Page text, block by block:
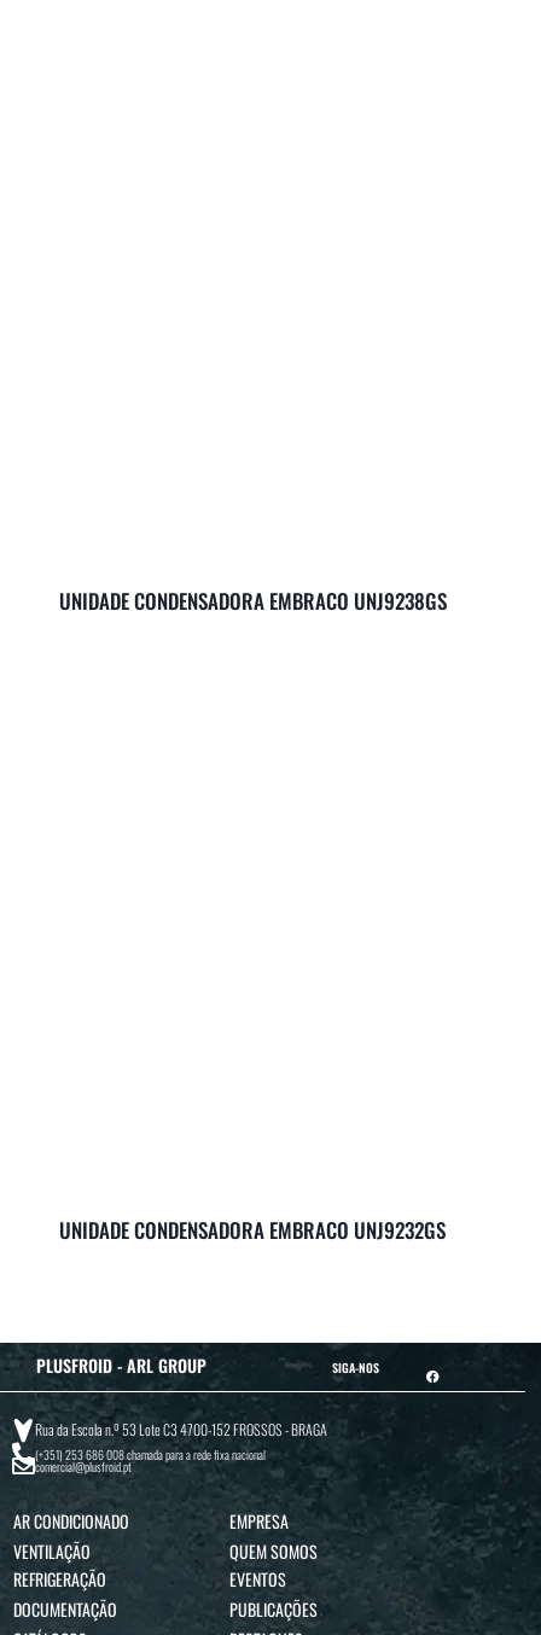
UNIDADE CONDENSADORA EMBRACO UNJ9238GS
UNIDADE CONDENSADORA EMBRACO UNJ9232GS
PLUSFROID - ARL GROUP SIGA-NOS
Rua da Escola n.º 53 Lote C3 4700-152 FROSSOS - BRAGA
(+351) 253 686 008chamada para a rede fixa nacional
comercial@plusfroid.pt
AR CONDICIONADO
VENTILAÇÃO
REFRIGERAÇÃO
EMPRESA
QUEM SOMOS
EVENTOS
DOCUMENTAÇÃO
PUBLICAÇÕES